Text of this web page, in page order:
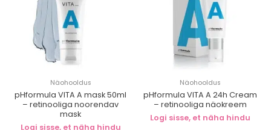
Näohooldus
pHformula VITA A mask 50ml
– retinooliga noorendav
mask
Logi sisse, et näha hindu
Näohooldus
pHformula VITA A 24h Cream
– retinooliga näokreem
Logi sisse, et näha hindu